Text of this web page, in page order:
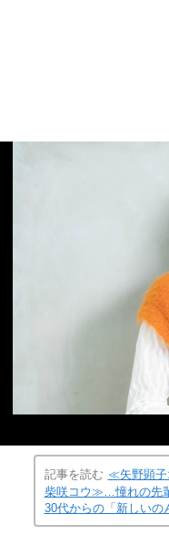
記事を読む ≪矢野顕
柴咲コウ≫…憧れの先
30代からの「新しいの